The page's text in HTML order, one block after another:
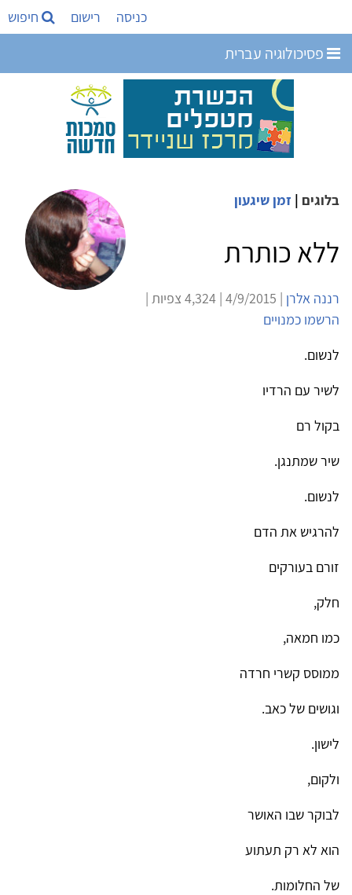
כניסה רישום חיפוש
פסיכולוגיה עברית
בלוגים | זמן שיגעון
ללא כותרת
רננה אלרן | 4/9/2015 | 4,324 צפיות |
הרשמו כמנויים
לנשום.
לשיר עם הרדיו
בקול רם
שיר שמתנגן.
לנשום.
להרגיש את הדם
זורם בעורקים
חלק,
כמו חמאה,
ממוסס קשרי חרדה
וגושים של כאב.
לישון.
ולקום,
לבוקר שבו האושר
הוא לא רק תעתוע
של החלומות.